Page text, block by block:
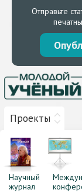
Отправьте
Проекты
Научный
журнал